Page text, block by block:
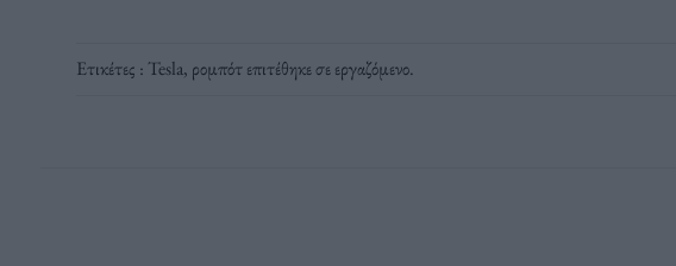
Ετικέτες : Tesla, ρομπότ επιτέθηκε σε εργαζόμενο.